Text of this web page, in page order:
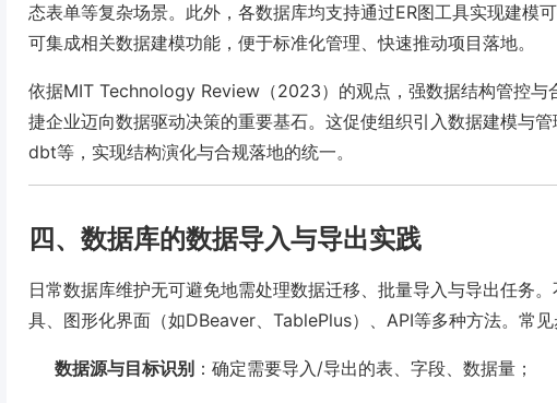
态表单等复杂场景。此外，各数据库均支持通过ER图工具实现建模
可集成相关数据建模功能，便于标准化管理、快速推动项目落地。
依据MIT Technology Review（2023）的观点，强数据结构管控与
捷企业迈向数据驱动决策的重要基石。这促使组织引入数据建模与管
dbt等，实现结构演化与合规落地的统一。
四、数据库的数据导入与导出实践
日常数据库维护无可避免地需处理数据迁移、批量导入与导出任务
具、图形化界面（如DBeaver、TablePlus）、API等多种方法。常见
数据源与目标识别 ：确定需要导入/导出的表、字段、数据量；